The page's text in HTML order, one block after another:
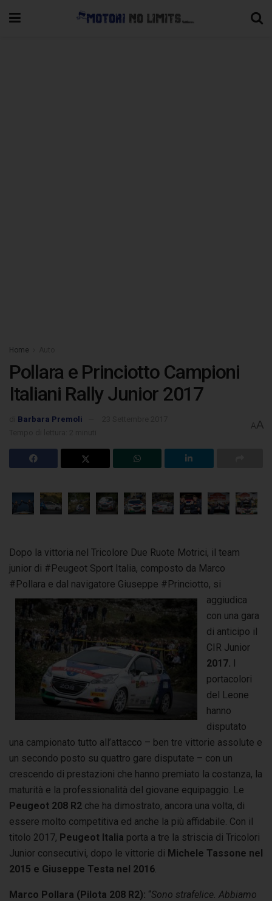
Home
Pollara e Princiotto Campioni
Italiani Rally Junior 2017
Barbara Premoli
AA
Dopo la vittoria nel Tricolore Due Ruote Motrici, il team
junior di #Peugeot Sport Italia, composto da Marco
#Pollara e dal navigatore Giuseppe #Princiotto, si
aggiudica
con una gara
di anticipo il
CIR Junior
2017. I
portacolori
del Leone
hanno
disputato
una campionato tutto all’attacco – ben tre vittorie assolute e
un secondo posto su quattro gare disputate – con un
crescendo di prestazioni che hanno premiato la costanza, la
maturità e la professionalità del giovane equipaggio. Le
Peugeot 208 R2 che ha dimostrato, ancora una volta, di
essere molto competitiva ed anche la più affidabile. Con il
titolo 2017, Peugeot Italia porta a tre la striscia di Tricolori
Junior consecutivi, dopo le vittorie di Michele Tassone nel
2015 e Giuseppe Testa nel 2016
Marco Pollara (Pilota 208 R2): “Sono strafelice. Abbiamo